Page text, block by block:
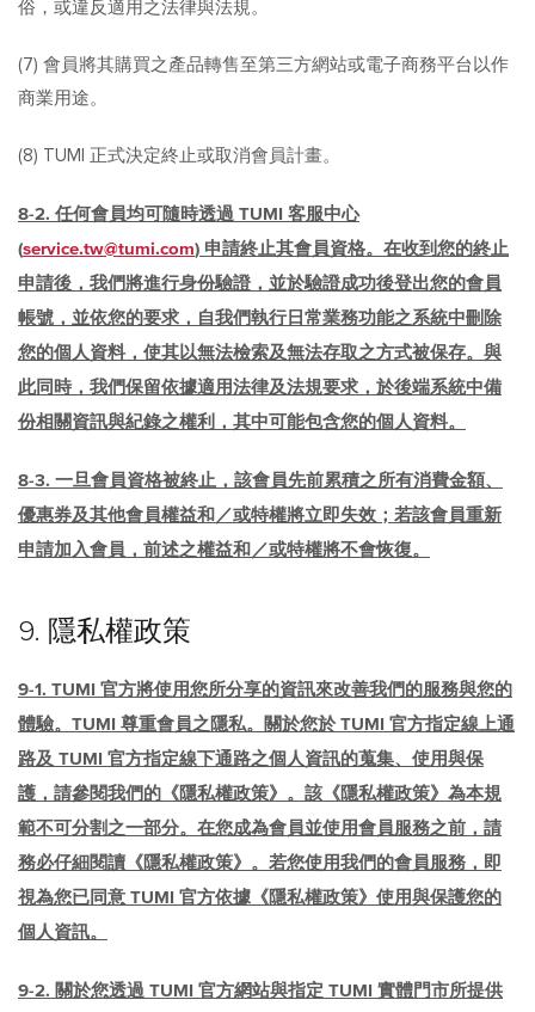
俗，或違反適用之法律與法規。
(7) 會員將其購買之產品轉售至第三方網站或電子商務平台以作
商業用途。
(8) TUMI 正式決定終止或取消會員計畫。
8-2. 任何會員均可隨時透過 TUMI 客服中心
(service.tw@tumi.com) 申請終止其會員資格。在收到您的終止
申請後，我們將進行身份驗證，並於驗證成功後登出您的會員
帳號，並依您的要求，自我們執行日常業務功能之系統中刪除
您的個人資料，使其以無法檢索及無法存取之方式被保存。與
此同時，我們保留依據適用法律及法規要求，於後端系統中備
份相關資訊與紀錄之權利，其中可能包含您的個人資料。
8-3. 一旦會員資格被終止，該會員先前累積之所有消費金額、
優惠券及其他會員權益和／或特權將立即失效；若該會員重新
申請加入會員，前述之權益和／或特權將不會恢復。
9. 隱私權政策
9-1. TUMI 官方將使用您所分享的資訊來改善我們的服務與您的
體驗。TUMI 尊重會員之隱私。關於您於 TUMI 官方指定線上通
路及 TUMI 官方指定線下通路之個人資訊的蒐集、使用與保
護，請參閱我們的《隱私權政策》。該《隱私權政策》為本規
範不可分割之一部分。在您成為會員並使用會員服務之前，請
務必仔細閱讀《隱私權政策》。若您使用我們的會員服務，即
視為您已同意 TUMI 官方依據《隱私權政策》使用與保護您的
個人資訊。
9-2. 關於您透過 TUMI 官方網站與指定 TUMI 實體門市所提供